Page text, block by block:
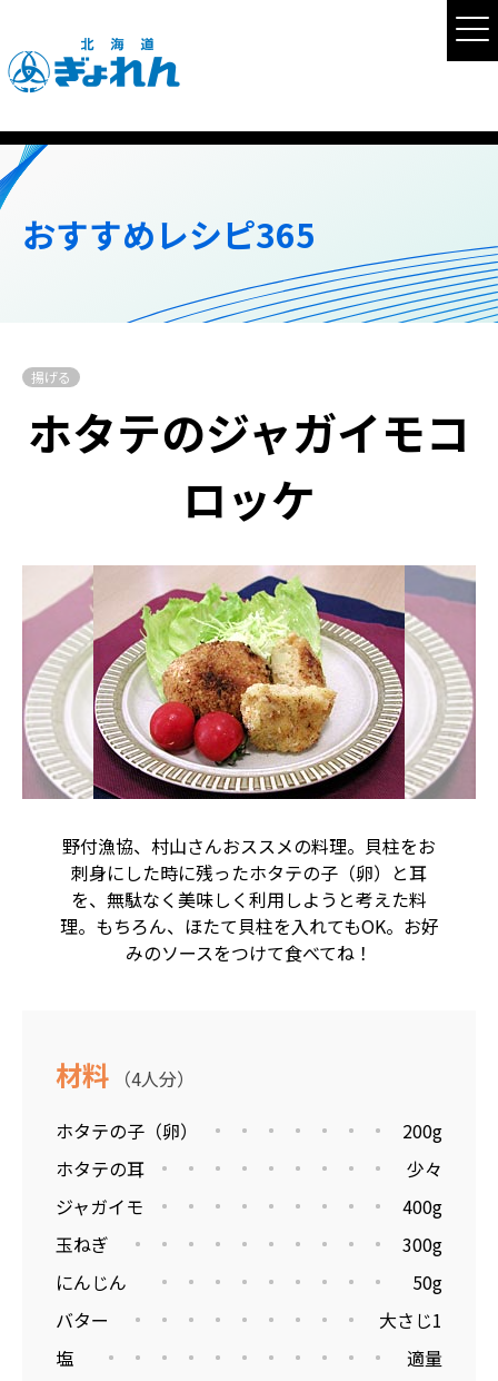
おすすめレシピ365
揚げる
ホタテのジャガイモコ
ロッケ
野付漁協、村山さんおススメの料理。貝柱をお
刺身にした時に残ったホタテの子（卵）と耳
を、無駄なく美味しく利用しようと考えた料
理。もちろん、ほたて貝柱を入れてもOK。お好
みのソースをつけて食べてね！
材料 （4人分）
ホタテの子（卵）
200g
ホタテの耳
少々
ジャガイモ
400g
玉ねぎ
300g
にんじん
50g
バター
大さじ1
塩
適量